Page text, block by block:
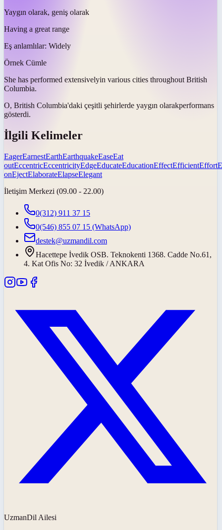
Yaygın olarak, geniş olarak
Having a great range
Eş anlamlılar: Widely
Örnek Cümle
She has performed extensivelyin various cities throughout British
Columbia.
O, British Columbia'daki çeşitli şehirlerde yaygın olarakperformans
gösterdi.
İlgili Kelimeler
EagerEarnestEarthEarthquakeEaseEat
outEccentricEccentricityEdgeEducateEducationEffectEfficientEffort
onEjectElaborateElapseElegant
İletişim Merkezi (09.00 - 22.00)
0(312) 911 37 15
0(546) 855 07 15 (WhatsApp)
destek@uzmandil.com
Hacettepe İvedik OSB. Teknokenti 1368. Cadde No.61,
4. Kat Ofis No: 32 İvedik / ANKARA
UzmanDil Ailesi